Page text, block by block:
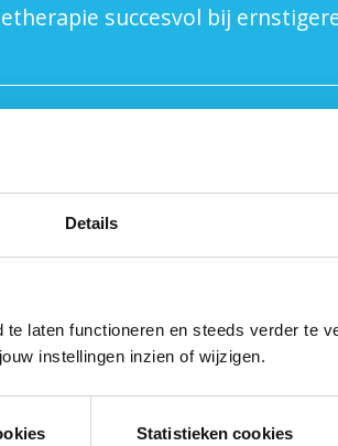
Details
laten functioneren en steeds verder te
instellingen inzien of wijzigen.
Statistieken cookies
succesvol bij
lange termijn gevolgen van
van voeding op acromegalie
dieet als behandeling bij
Centrum doet
van medicijnen bij acromegalie
acromegalie binnen de